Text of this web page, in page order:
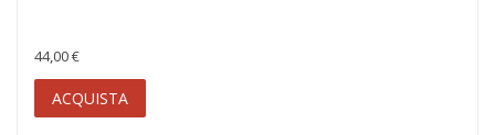
44,00 €
ACQUISTA